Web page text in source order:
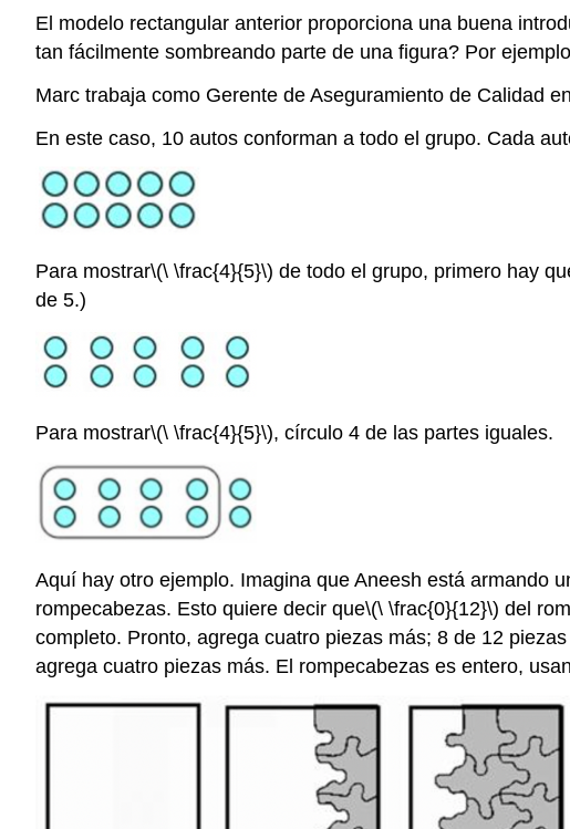
El modelo rectangular anterior proporciona una buena
tan fácilmente sombreando parte de una figura? Por
Marc trabaja como Gerente de Aseguramiento de Calidad
En este caso, 10 autos conforman a todo el grupo. Cada
Para mostrar\(\ \frac{4}{5}\) de todo el grupo, primero hay
de 5.)
Para mostrar\(\ \frac{4}{5}\), círculo 4 de las partes iguales.
Aquí hay otro ejemplo. Imagina que Aneesh está armando
rompecabezas. Esto quiere decir que\(\ \frac{0}{12}\) del
completo. Pronto, agrega cuatro piezas más; 8 de 12
agrega cuatro piezas más. El rompecabezas es entero,